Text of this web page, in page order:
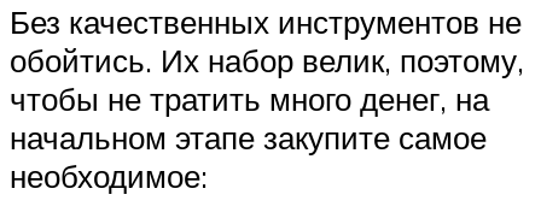
Без качественных инструментов не
обойтись. Их набор велик, поэтому,
чтобы не тратить много денег, на
начальном этапе закупите самое
необходимое: